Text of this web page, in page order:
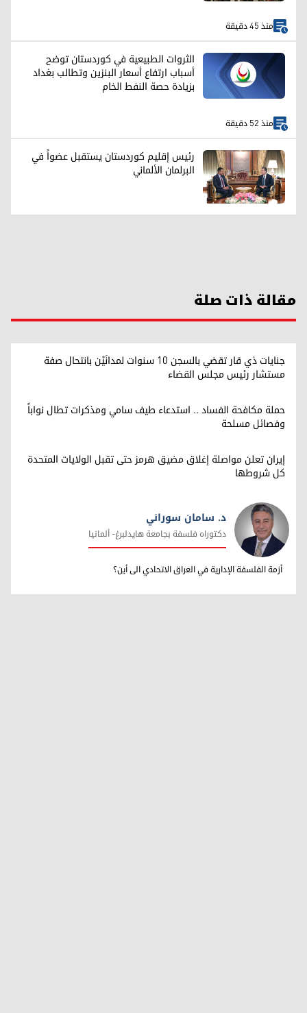
منذ 45 دقيقة
الثروات الطبيعية في كوردستان توضح
أسباب ارتفاع أسعار البنزين وتطالب بغداد
بزيادة حصة النفط الخام
منذ 52 دقيقة
رئيس إقليم كوردستان يستقبل عضواً في
البرلمان الألماني
مقالة ذات صلة
جنايات ذي قار تقضي بالسجن 10 سنوات لمدانَيْن بانتحال صفة
مستشار رئيس مجلس القضاء
حملة مكافحة الفساد .. استدعاء طيف سامي ومذكرات تطال نواباً
وفصائل مسلحة
إيران تعلن مواصلة إغلاق مضيق هرمز حتى تقبل الولايات المتحدة
كل شروطها
د. سامان سوراني
د. سامان سوراني
دکتوراه فلسفة بجامعة هایدلبرغ- ألمانیا
أزمة الفلسفة الإدارية في العراق الاتحادي الی أین؟